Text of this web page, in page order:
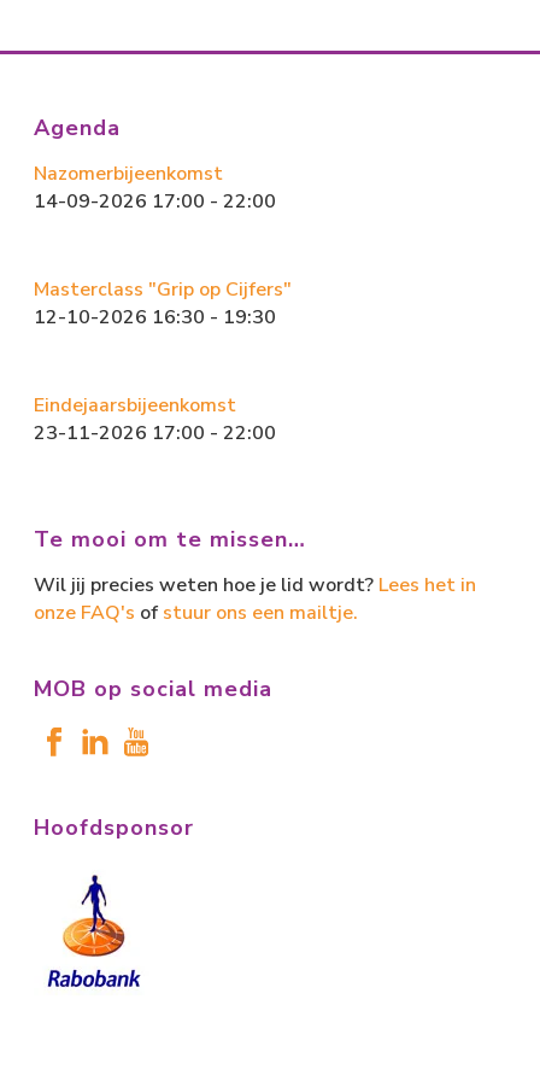
b
ok
o
n
l n
Agenda
Nazomerbijeenkomst
14-09-2026 17:00 - 22:00
Masterclass "Grip op Cijfers"
12-10-2026 16:30 - 19:30
Eindejaarsbijeenkomst
23-11-2026 17:00 - 22:00
Te mooi om te missen…
Wil jij precies weten hoe je lid wordt? Lees het in
onze FAQ's of stuur ons een mailtje.
MOB op social media
Hoofdsponsor